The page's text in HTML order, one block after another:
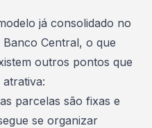
já consolidado no
Central, o que
outros pontos que
parcelas são fixas e
se organizar